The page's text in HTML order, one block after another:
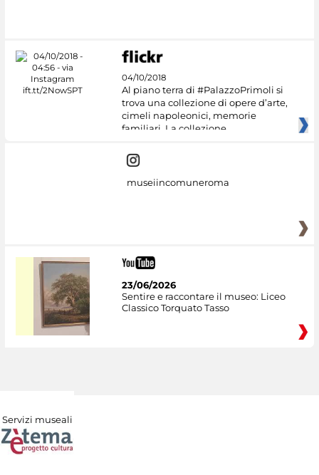
04/10/2018
Al piano terra di #PalazzoPrimoli si
trova una collezione di opere d’arte,
cimeli napoleonici, memorie
familiari. La collezione
museiincomuneroma
23/06/2026
Sentire e raccontare il museo: Liceo
Classico Torquato Tasso
Servizi museali